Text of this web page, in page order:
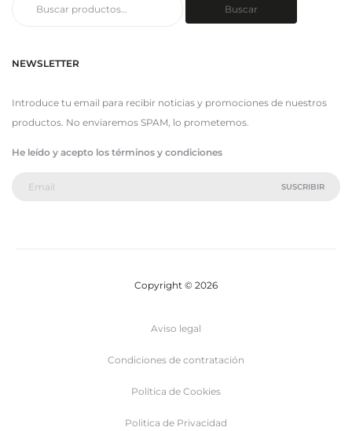
Buscar
NEWSLETTER
Introduce tu email para recibir noticias y promociones de nuestros
productos. No enviaremos SPAM, lo prometemos.
He leído y acepto los términos y condiciones
Copyright © 2026
Aviso legal
Condiciones de contratación
Política de Cookies
Politica de Privacidad